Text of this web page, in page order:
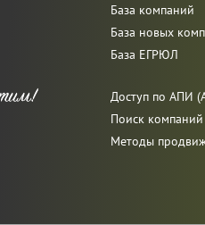
База компаний
База новых
База ЕГРЮЛ
Доступ по АПИ
Поиск
Методы